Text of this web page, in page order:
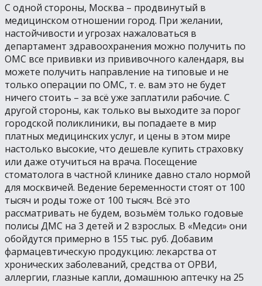
С одной стороны, Москва – продвинутый в
медицинском отношении город. При желании,
настойчивости и угрозах нажаловаться в
департамент здравоохранения можно получить по
ОМС все прививки из прививочного календаря, вы
можете получить направление на типовые и не
только операции по ОМС, т. е. вам это не будет
ничего стоить – за всё уже заплатили рабочие. С
другой стороны, как только вы выходите за порог
городской поликлиники, вы попадаете в мир
платных медицинских услуг, и цены в этом мире
настолько высокие, что дешевле купить страховку
или даже отучиться на врача. Посещение
стоматолога в частной клинике давно стало нормой
для москвичей. Ведение беременности стоят от 100
тысяч и роды тоже от 100 тысяч. Всё это
рассматривать не будем, возьмём только годовые
полисы ДМС на 3 детей и 2 взрослых. В «Медси» они
обойдутся примерно в 155 тыс. руб. Добавим
фармацевтическую продукцию: лекарства от
хронических заболеваний, средства от ОРВИ,
аллергии, глазные капли, домашнюю аптечку на 25